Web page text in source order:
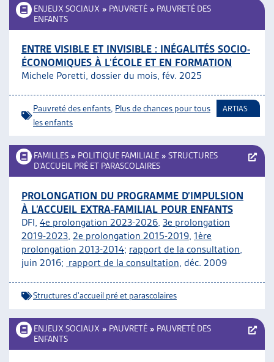
ENJEUX SOCIAUX » PAUVRETÉ » PAUVRETÉ DES
ENFANTS
ENTRE VISIBLE ET INVISIBLE : INÉGALITÉS SOCIO-
ÉCONOMIQUES À L’ÉCOLE ET EN FORMATION
Michele Poretti, dossier du mois, fév. 2025
Pauvreté des enfants Plus de chances pour tous
les enfants
ARTIAS
FAMILLES » POLITIQUE FAMILIALE » STRUCTURES
D’ACCUEIL PRÉ ET PARASCOLAIRES
PROLONGATION DU PROGRAMME D’IMPULSION
À L’ACCUEIL EXTRA-FAMILIAL POUR ENFANTS
DFI, 4e prolongation 2023-2026, 3e prolongation
2019-2023, 2e prolongation 2015-2019, 1ère
prolongation 2013-2014; rapport de la consultation,
juin 2016; rapport de la consultation, déc. 2009
Structures d'accueil pré et parascolaires
ENJEUX SOCIAUX » PAUVRETÉ » PAUVRETÉ DES
ENFANTS